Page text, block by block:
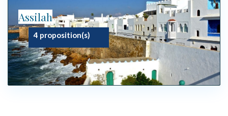
Assilah
4 proposition(s)